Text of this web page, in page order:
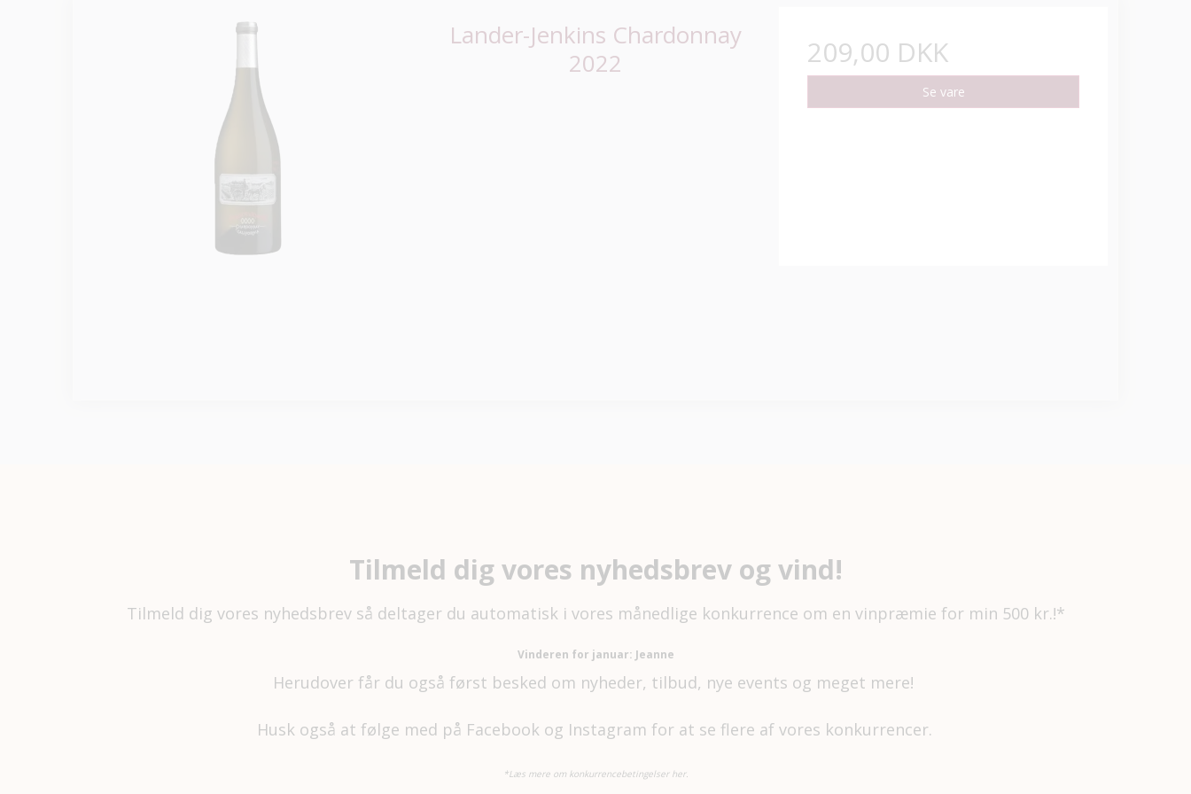
Lander-Jenkins Chardonnay
2022
209,00 DKK
Se vare
Tilmeld dig vores nyhedsbrev og vind!
Tilmeld dig vores nyhedsbrev så deltager du automatisk i vores månedlige konkurrence om en vinpræmie for min 500 kr.!*
Vinderen for januar: Jeanne
Herudover får du også først besked om nyheder, tilbud, nye events og meget mere!
Husk også at følge med på Facebook og Instagram for at se flere af vores konkurrencer.
*Læs mere om konkurrencebetingelser her.